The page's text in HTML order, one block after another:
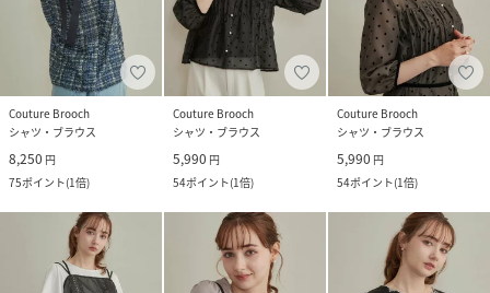
Couture Brooch
シャツ・ブラウス
8,250 円
75ポイント(1倍)
Couture Brooch
シャツ・ブラウス
5,990 円
54ポイント(1倍)
Couture Brooch
シャツ・ブラウス
5,990 円
54ポイント(1倍)